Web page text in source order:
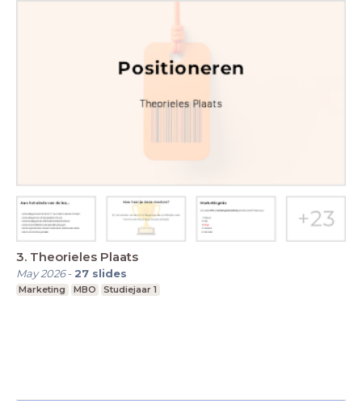
3. Theorieles Plaats
May 2026- 27 slides
Marketing MBO Studiejaar 1